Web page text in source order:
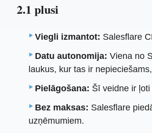
2.1 plusi
Viegli izmantot: Salesflare
Datu autonomija: Viena no
laukus, kur tas ir
Pielāgošana: Šī veidne ir
Bez maksas: Salesflare
uzņēmumiem.